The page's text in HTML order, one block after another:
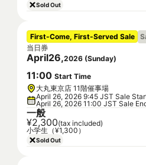
Sold Out
First-Come, First-Served Sale
当日券
April26,2026 (Sunday)
11:00 Start Time
大丸東京店 11階催事場
April 26, 2026 9:45 JST Sale
April 26, 2026 11:00 JST Sale
一般
¥2,300(tax included)
小学生（¥1,300）
Sold Out